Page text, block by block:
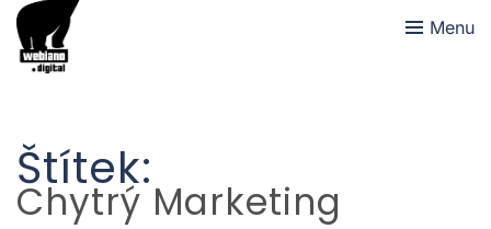
Menu
Štítek:
Chytrý Marketing